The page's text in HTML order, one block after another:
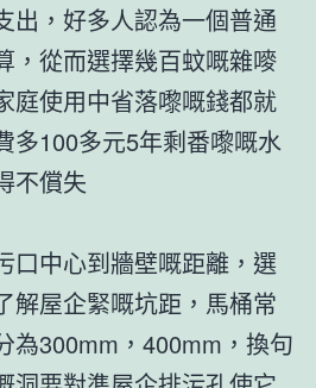
出，好多人認為一個普通
，從而選擇幾百蚊嘅雜嘜
庭使用中省落嚟嘅錢都就
多100多元5年剩番嚟嘅水
不償失
口中心到牆壁嘅距離，選
解屋企緊嘅坑距，馬桶常
為300mm，400mm，換句